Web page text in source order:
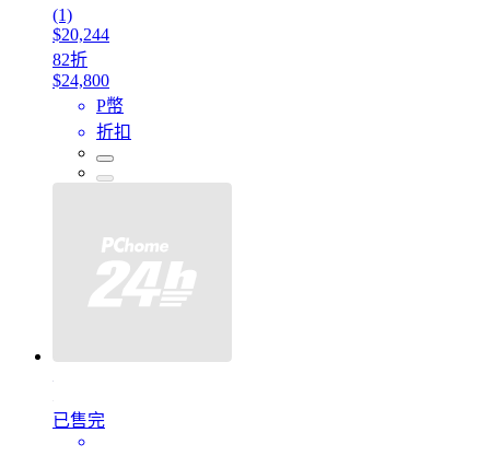
(1)
$20,244
82折
$24,800
P幣
折扣
已售完